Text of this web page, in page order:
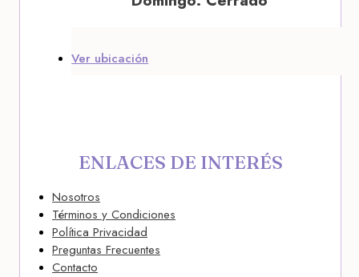
Ver ubicación
ENLACES DE INTERÉS
Nosotros
Términos y Condiciones
Política Privacidad
Preguntas Frecuentes
Contacto